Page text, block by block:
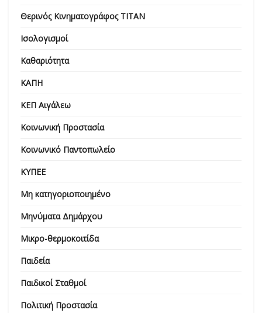
Θερινός Κινηματογράφος ΤΙΤΑΝ
Ισολογισμοί
Καθαριότητα
ΚΑΠΗ
ΚΕΠ Αιγάλεω
Κοινωνική Προστασία
Κοινωνικό Παντοπωλείο
ΚΥΠΕΕ
Μη κατηγοριοποιημένο
Μηνύματα Δημάρχου
Μικρο-θερμοκοιτίδα
Παιδεία
Παιδικοί Σταθμοί
Πολιτική Προστασία